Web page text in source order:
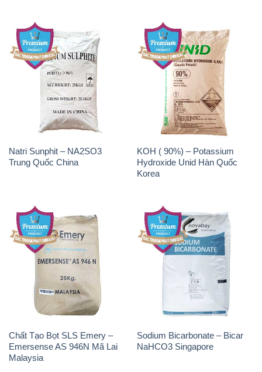
Natri Sunphit – NA2SO3
Trung Quốc China
KOH ( 90%) – Potassium
Hydroxide Unid Hàn Quốc
Korea
Chất Tạo Bọt SLS Emery –
Emersense AS 946N Mã Lai
Malaysia
Sodium Bicarbonate – Bicar
NaHCO3 Singapore